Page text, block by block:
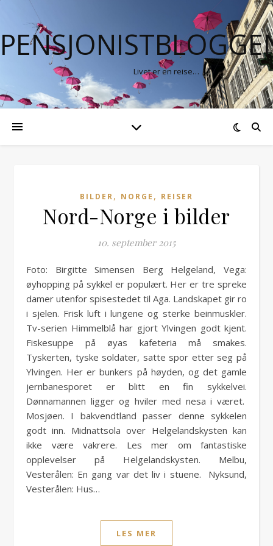
Livet er en reise…
BILDER, NORGE , REISER
Nord-Norge i bilder
10. september 2015
Foto: Birgitte Simensen Berg Helgeland, Vega:
øyhopping på sykkel er populært. Her er tre spreke
damer utenfor spisestedet til Aga. Landskapet gir ro
i sjelen. Frisk luft i lungene og sterke beinmuskler.
Tv-serien Himmelblå har gjort Ylvingen godt kjent.
Fiskesuppe på øyas kafeteria må smakes.
Tyskerten, tyske soldater, satte spor etter seg på
Ylvingen. Her er bunkers på høyden, og det gamle
jernbanesporet er blitt en fin sykkelvei.
Dønnamannen ligger og hviler med nesa i været.
Mosjøen. I bakvendtland passer denne sykkelen
godt inn. Midnattsola over Helgelandskysten kan
ikke være vakrere. Les mer om fantastiske
opplevelser på Helgelandskysten. Melbu,
Vesterålen: En gang var det liv i stuene. Nyksund,
Vesterålen: Hus…
LES MER